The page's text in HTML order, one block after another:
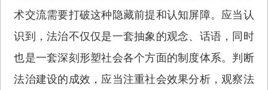
术交流需要打破这种隐藏前提和认知屏障。应当认
识到，法治不仅仅是一套抽象的观念、话语，同时
也是一套深刻形塑社会各个方面的制度体系。判断
法治建设的成效，应当注重社会效果分析，观察法